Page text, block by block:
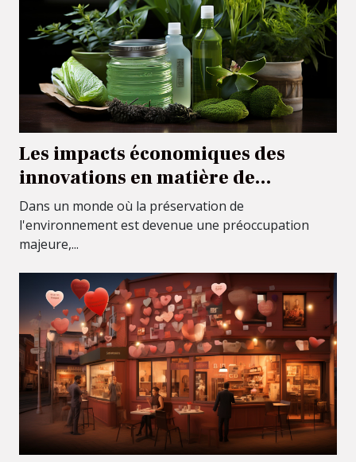
Les impacts économiques des
innovations en matière de
produits de nettoyage écologiques
Dans un monde où la préservation de
l'environnement est devenue une préoccupation
majeure,...